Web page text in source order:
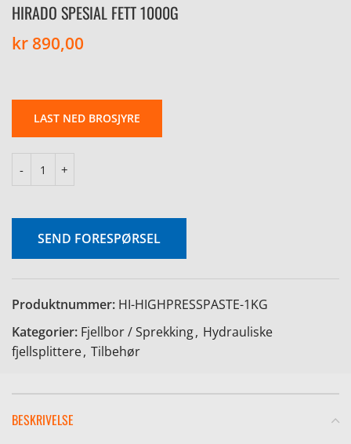
HIRADO SPESIAL FETT 1000G
kr 890,00
LAST NED BROSJYRE
SEND FORESPØRSEL
Produktnummer: HI-HIGHPRESSPASTE-1KG
Kategorier: Fjellbor / Sprekking, Hydrauliske
fjellsplittere, Tilbehør
BESKRIVELSE